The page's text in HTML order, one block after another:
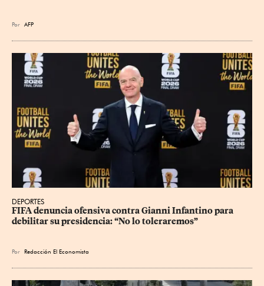
Por AFP
DEPORTES
FIFA denuncia ofensiva contra Gianni Infantino para
debilitar su presidencia: “No lo toleraremos”
Por Redacción El Economista